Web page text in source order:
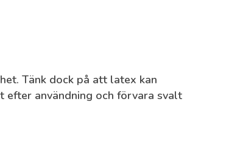
Tänk dock på att latex kan
efter användning och förvara svalt